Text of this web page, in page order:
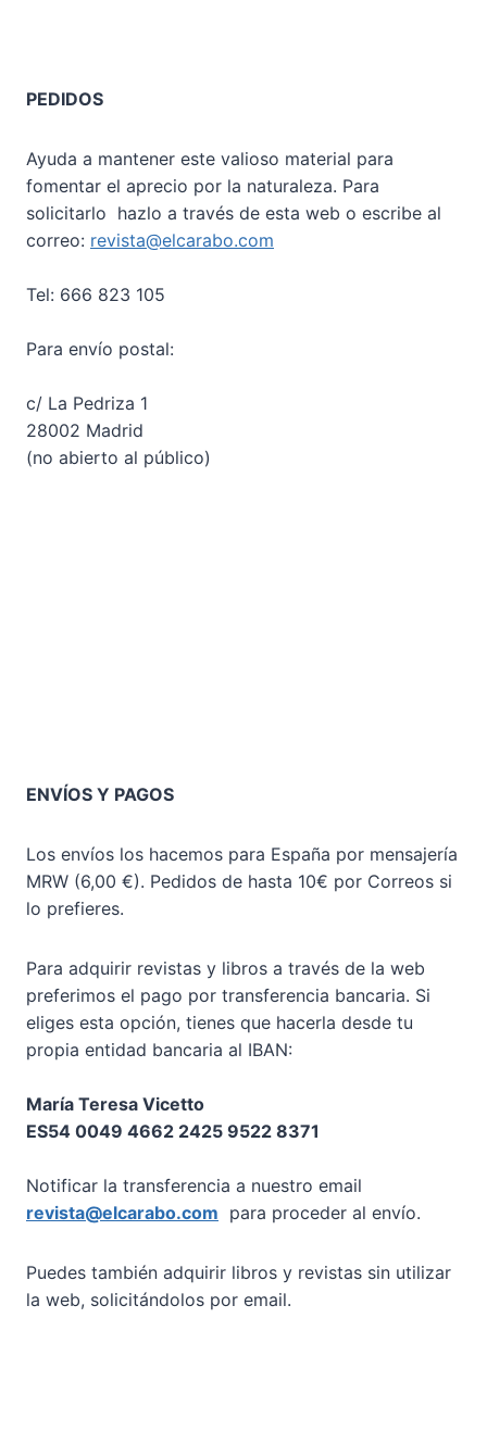
PEDIDOS
Ayuda a mantener este valioso material para
fomentar el aprecio por la naturaleza. Para
solicitarlo hazlo a través de esta web o escribe al
correo: revista@elcarabo.com
Tel: 666 823 105
Para envío postal:
c/ La Pedriza 1
28002 Madrid
(no abierto al público)
ENVÍOS Y PAGOS
Los envíos los hacemos para España por mensajería
MRW (6,00 €). Pedidos de hasta 10€ por Correos si
lo prefieres.
Para adquirir revistas y libros a través de la web
preferimos el pago por transferencia bancaria. Si
eliges esta opción, tienes que hacerla desde tu
propia entidad bancaria al IBAN:
María Teresa Vicetto
ES54 0049 4662 2425 9522 8371
Notificar la transferencia a nuestro email
revista@elcarabo.com para proceder al envío.
Puedes también adquirir libros y revistas sin utilizar
la web, solicitándolos por email.